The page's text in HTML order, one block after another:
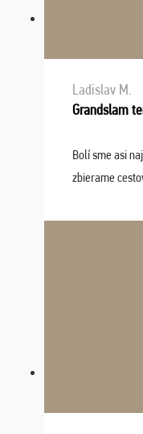
Ladislav M.
Grandslam
Bolí sme asi
zbierame
osudu -